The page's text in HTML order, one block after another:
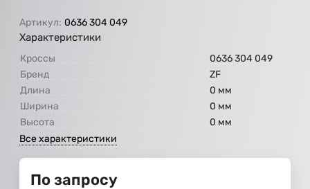
Артикул: 0636 304 049
Характеристики
Кроссы
0636 304 049
Бренд
ZF
Длина
0 мм
Ширина
0 мм
Высота
0 мм
Все характеристики
По запросу